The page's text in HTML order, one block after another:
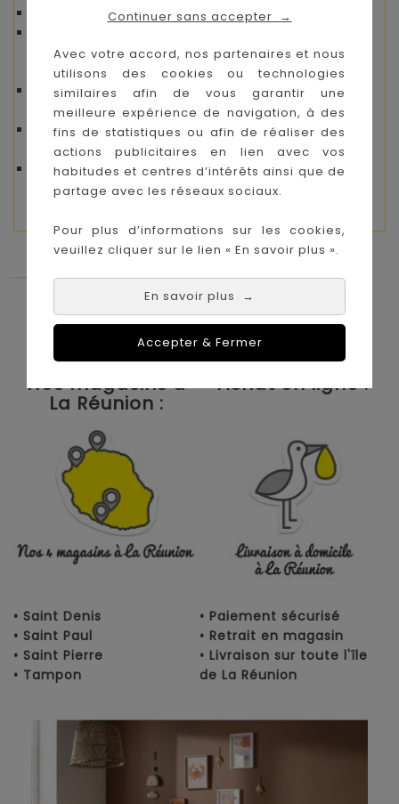
Continuer sans accepter →
Avec votre accord, nos partenaires et nous
utilisons des cookies ou technologies
similaires afin de vous garantir une
meilleure expérience de navigation, à des
fins de statistiques ou afin de réaliser des
actions publicitaires en lien avec vos
habitudes et centres d’intérêts ainsi que de
partage avec les réseaux sociaux.
Pour plus d’informations sur les cookies,
veuillez cliquer sur le lien « En savoir plus ».
En savoir plus →
Accepter & Fermer
Relation de cause à effet
Inclus dans cette boîte à formes :
10 formes à trier et à insérer dans 4 ouvertures
prévues à cet effet
10 fruits différents pour apprendre à les
reconnaître
Une trappe qui permet de récupérer les
formes.
Le Coin des Petits propose les plus
grandes marques de puériculture aux
meilleurs prix sur l'île de la Réunion !
Nos magasins à
La Réunion :
Achat en ligne :
• Saint Denis
• Saint Paul
• Saint Pierre
• Tampon
• Paiement sécurisé
• Retrait en magasin
• Livraison sur toute l'île
de La Réunion